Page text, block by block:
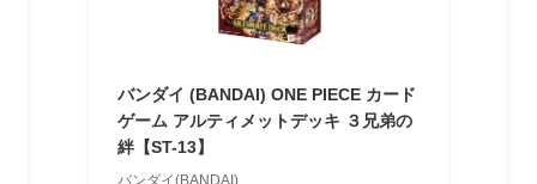
バンダイ (BANDAI) ONE PIECE カード
ゲーム アルティメットデッキ ３兄弟の
絆【ST-13】
バンダイ(BANDAI)